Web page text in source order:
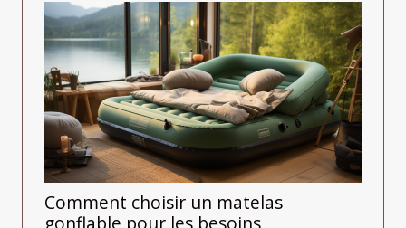
Comment choisir un matelas
gonflable pour les besoins